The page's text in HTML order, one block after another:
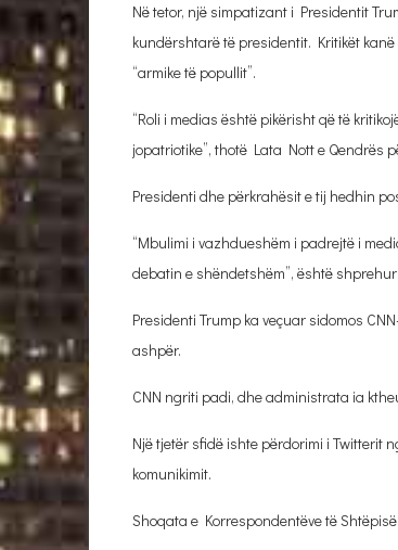
Në tetor, një simpatizant i Presidentit
kundërshtarë të presidentit. Kritikët
“armike të popullit”.
“Roli i medias është pikërisht që të
jopatriotike”, thotë Lata Nott e Qendrës
Presidenti dhe përkrahësit e tij hedhin
“Mbulimi i vazhdueshëm i padrejtë i
debatin e shëndetshëm”, është
Presidenti Trump ka veçuar sidomos
ashpër.
CNN ngriti padi, dhe administrata ia
Një tjetër sfidë ishte përdorimi i Twitterit
komunikimit.
Shoqata e Korrespondentëve të